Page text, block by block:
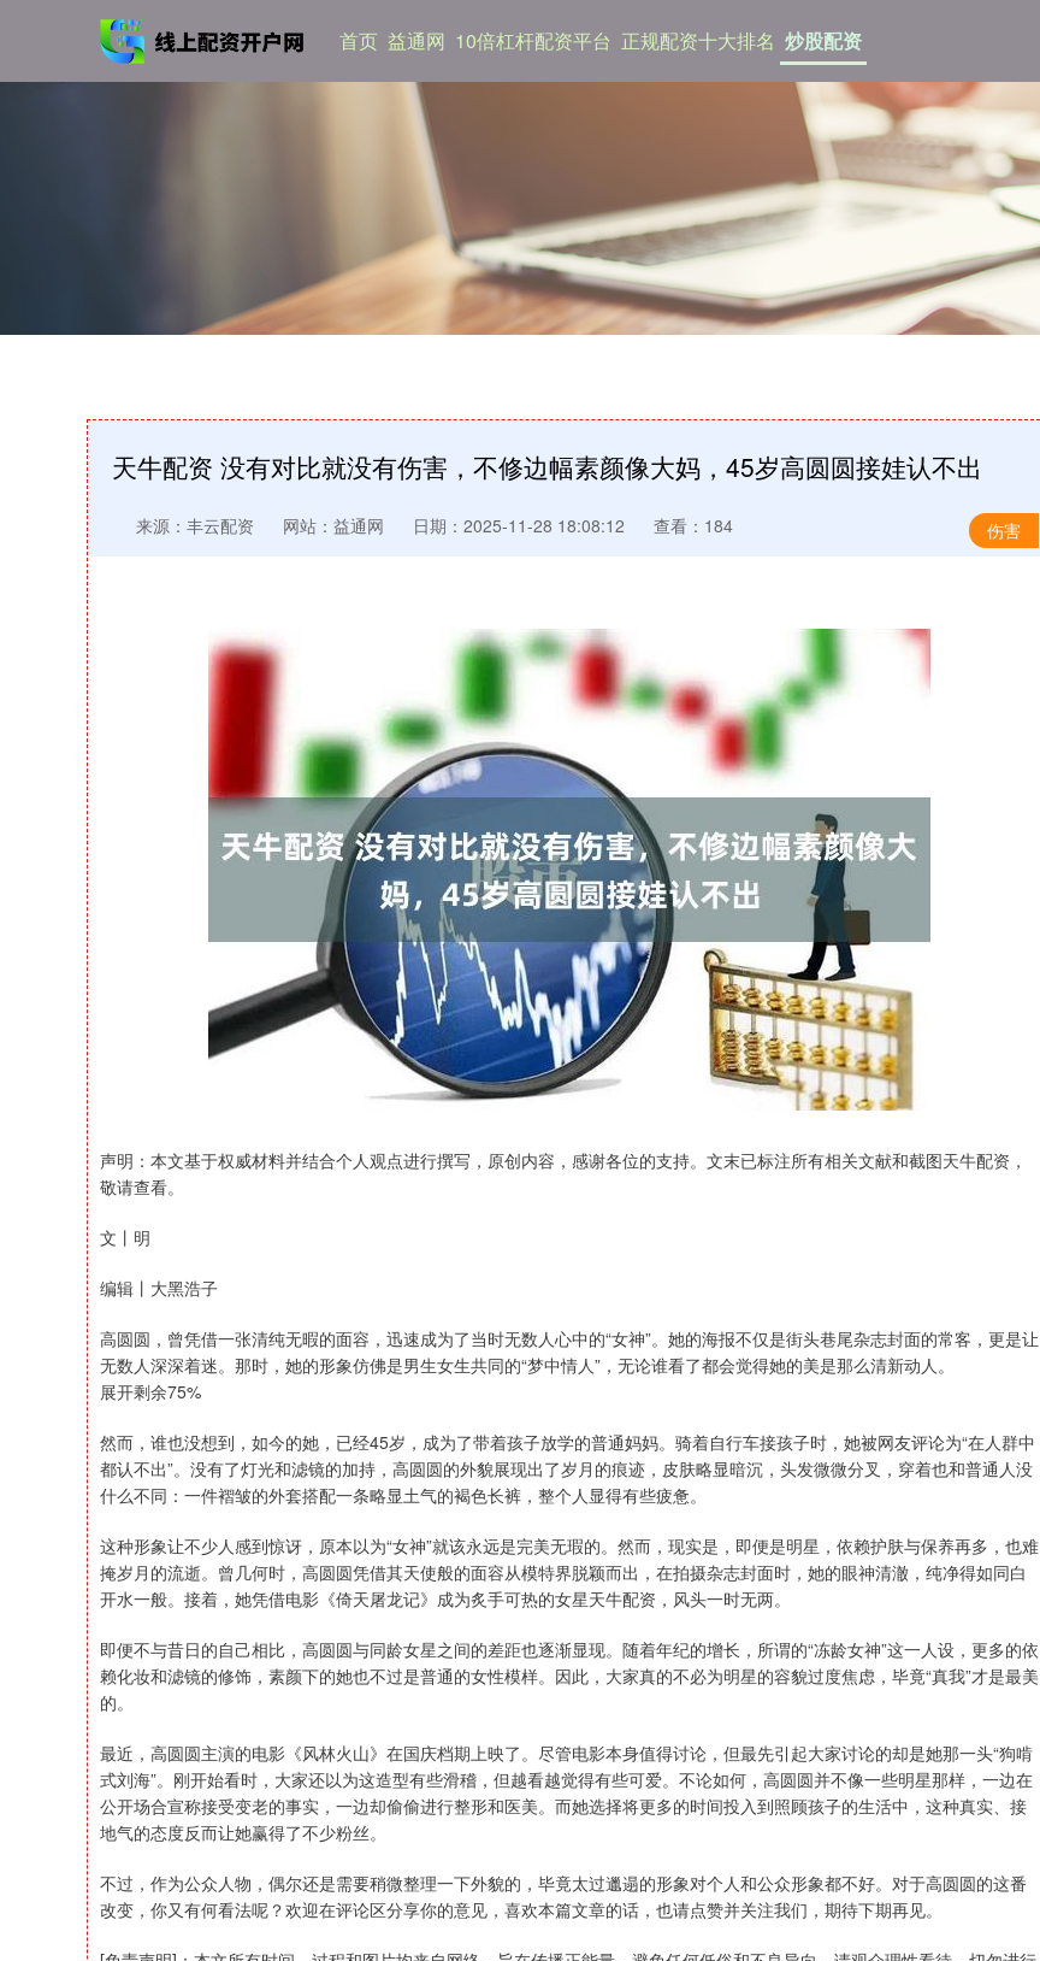
首页 益通网 10倍杠杆配资平台 正规配资十大排名 炒股配资
天牛配资 没有对比就没有伤害，不修边幅素颜像大妈，45岁高圆圆接娃认不出
伤害
来源：丰云配资 网站：益通网 日期：2025-11-28 18:08:12 查看：184
声明：本文基于权威材料并结合个人观点进行撰写，原创内容，感谢各位的支持。文末已标注所有相关文献和截图天牛配资，
敬请查看。
文丨明
编辑丨大黑浩子
高圆圆，曾凭借一张清纯无暇的面容，迅速成为了当时无数人心中的“女神”。她的海报不仅是街头巷尾杂志封面的常客，更是让
无数人深深着迷。那时，她的形象仿佛是男生女生共同的“梦中情人”，无论谁看了都会觉得她的美是那么清新动人。
展开剩余75%
然而，谁也没想到，如今的她，已经45岁，成为了带着孩子放学的普通妈妈。骑着自行车接孩子时，她被网友评论为“在人群中
都认不出”。没有了灯光和滤镜的加持，高圆圆的外貌展现出了岁月的痕迹，皮肤略显暗沉，头发微微分叉，穿着也和普通人没
什么不同：一件褶皱的外套搭配一条略显土气的褐色长裤，整个人显得有些疲惫。
这种形象让不少人感到惊讶，原本以为“女神”就该永远是完美无瑕的。然而，现实是，即便是明星，依赖护肤与保养再多，也难
掩岁月的流逝。曾几何时，高圆圆凭借其天使般的面容从模特界脱颖而出，在拍摄杂志封面时，她的眼神清澈，纯净得如同白
开水一般。接着，她凭借电影《倚天屠龙记》成为炙手可热的女星天牛配资，风头一时无两。
即便不与昔日的自己相比，高圆圆与同龄女星之间的差距也逐渐显现。随着年纪的增长，所谓的“冻龄女神”这一人设，更多的依
赖化妆和滤镜的修饰，素颜下的她也不过是普通的女性模样。因此，大家真的不必为明星的容貌过度焦虑，毕竟“真我”才是最美
的。
最近，高圆圆主演的电影《风林火山》在国庆档期上映了。尽管电影本身值得讨论，但最先引起大家讨论的却是她那一头“狗啃
式刘海”。刚开始看时，大家还以为这造型有些滑稽，但越看越觉得有些可爱。不论如何，高圆圆并不像一些明星那样，一边在
公开场合宣称接受变老的事实，一边却偷偷进行整形和医美。而她选择将更多的时间投入到照顾孩子的生活中，这种真实、接
地气的态度反而让她赢得了不少粉丝。
不过，作为公众人物，偶尔还是需要稍微整理一下外貌的，毕竟太过邋遢的形象对个人和公众形象都不好。对于高圆圆的这番
改变，你又有何看法呢？欢迎在评论区分享你的意见，喜欢本篇文章的话，也请点赞并关注我们，期待下期再见。
14110.12 -34.08 -0.24% 沪深300 4651.31